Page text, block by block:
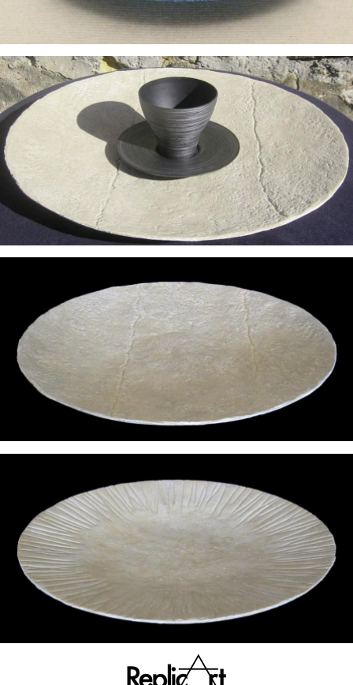
34 rue Gaston Lauriau 93512 Montreuil Cedex
Réalisation Multimédias